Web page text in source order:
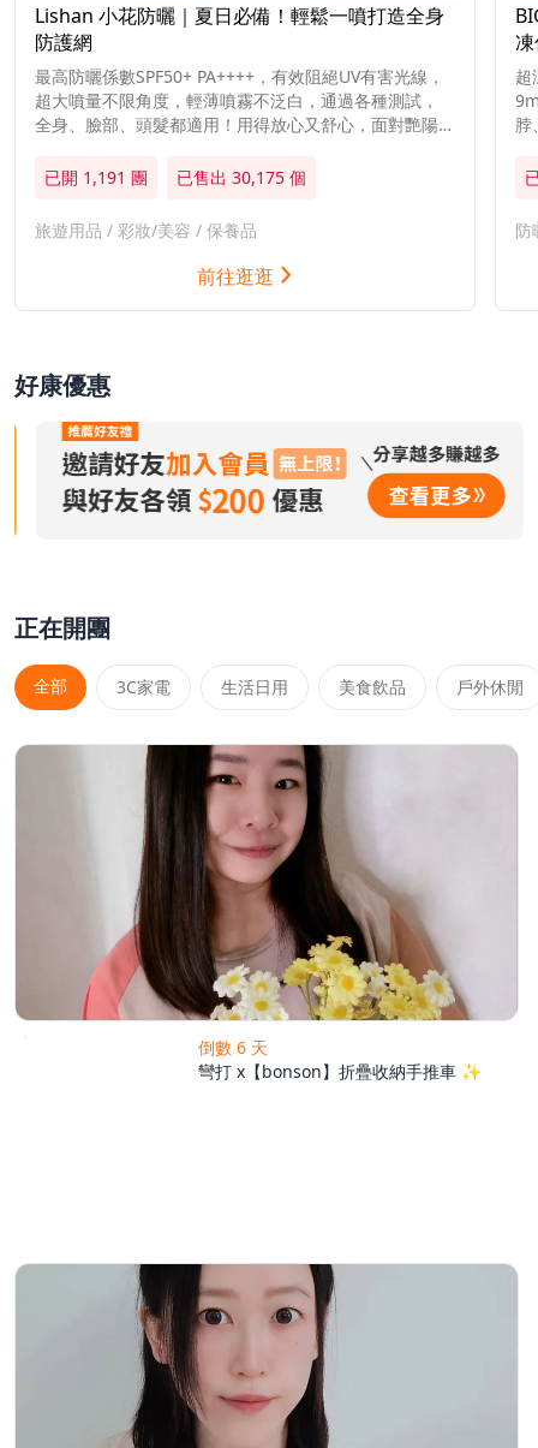
Lishan 小花防曬｜夏日必備！輕鬆一噴打造全身
防護網
最高防曬係數SPF50+ PA++++，有效阻絕UV有害光線，
超大噴量不限角度，輕薄噴霧不泛白，通過各種測試，
全身、臉部、頭髮都適用！用得放心又舒心，面對艷陽
已開 1,191 團 已售出 30,175 個
旅遊用品 / 彩妝/美容 / 保養品
前往逛逛
超
脖
防
好康優惠
正在開團
全部 3C家電 生活日用 美食飲品 戶外休閒
倒數 6 天
彎打 x【bonson】折疊收納手推車 ✨